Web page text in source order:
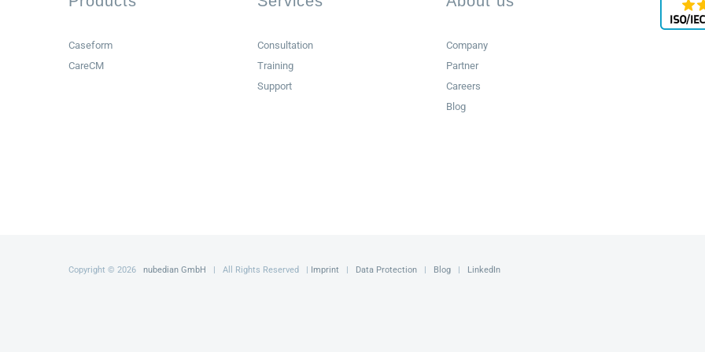
Caseform
CareCM
Consultation
Training
Support
Company
Partner
Careers
Blog
Copyright © 2026 nubedian GmbH | All Rights Reserved | Imprint | Data Protection | Blog | LinkedIn